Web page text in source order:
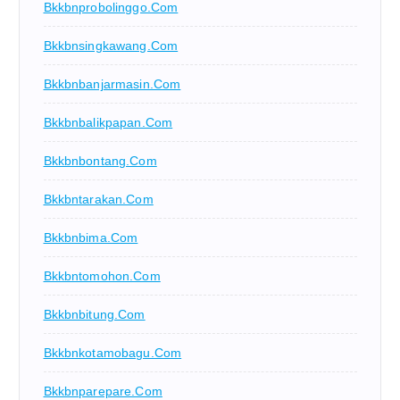
Bkkbnprobolinggo.com
Bkkbnsingkawang.com
Bkkbnbanjarmasin.com
Bkkbnbalikpapan.com
Bkkbnbontang.com
Bkkbntarakan.com
Bkkbnbima.com
Bkkbntomohon.com
Bkkbnbitung.com
Bkkbnkotamobagu.com
Bkkbnparepare.com